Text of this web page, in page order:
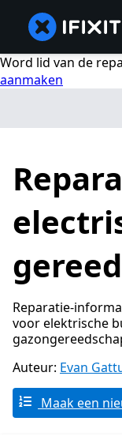
Word lid van de
aanmaken
Reparatie-
voor elektrische
Auteur: Evan
Maak een